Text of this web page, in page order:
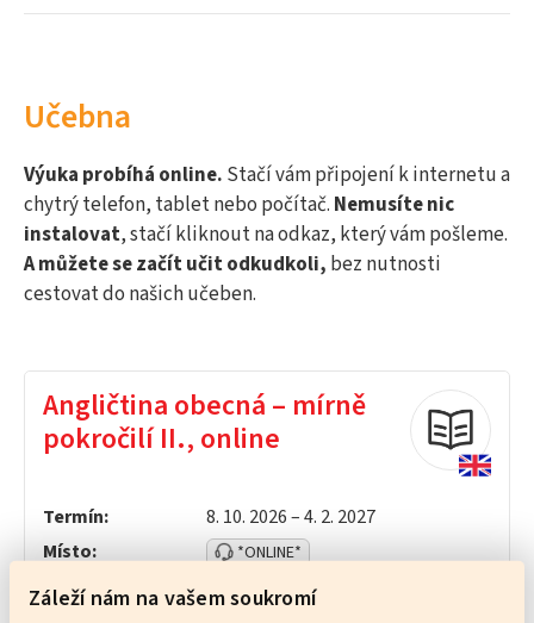
Záleží nám na vašem soukromí
Učebna
Výuka probíhá online. Stačí vám připojení k internetu a
chytrý telefon, tablet nebo počítač. Nemusíte nic
instalovat, stačí kliknout na odkaz, který vám pošleme.
A můžete se začít učit odkudkoli, bez nutnosti
cestovat do našich učeben.
Angličtina obecná – mírně
pokročilí II., online
Termín:
8. 10. 2026 – 4. 2. 2027
Místo:
*ONLINE*